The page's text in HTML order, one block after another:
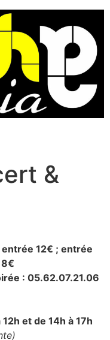
&
12€ ; entrée
: 05.62.07.21.06
et de 14h à 17h